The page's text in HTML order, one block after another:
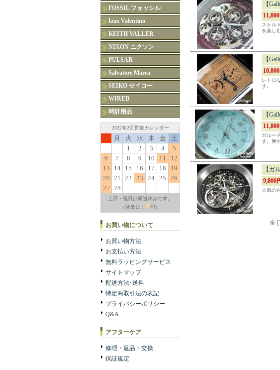
FOSSIL フォッシル
Izax Valentino
KEITH VALLER
NIXON ニクソン
PULSAR
Salvatore Marra
SEIKO セイコー
WIRED
時計用品
2022年2月営業カレンダー
日 月 火 水 木 金
土
1
2 3 4
5
6
7 8 9 10 11
12
13
14 15 16 17 18
19
20 21 22 23 24 25
26
27 28
土日・祝日は発送休みです。
（休業日： ■印）
お買い物について
お買い物方法
お支払い方法
無料ラッピングサービス
サイトマップ
配送方法･送料
特定商取引法の表記
プライバシーポリシー
Q&A
アフターケア
修理・返品・交換
保証規定
【
スケル
を楽し
【
レトロ
す。
【
ガルー
す。爽
【ガ
9,800
人気の
全